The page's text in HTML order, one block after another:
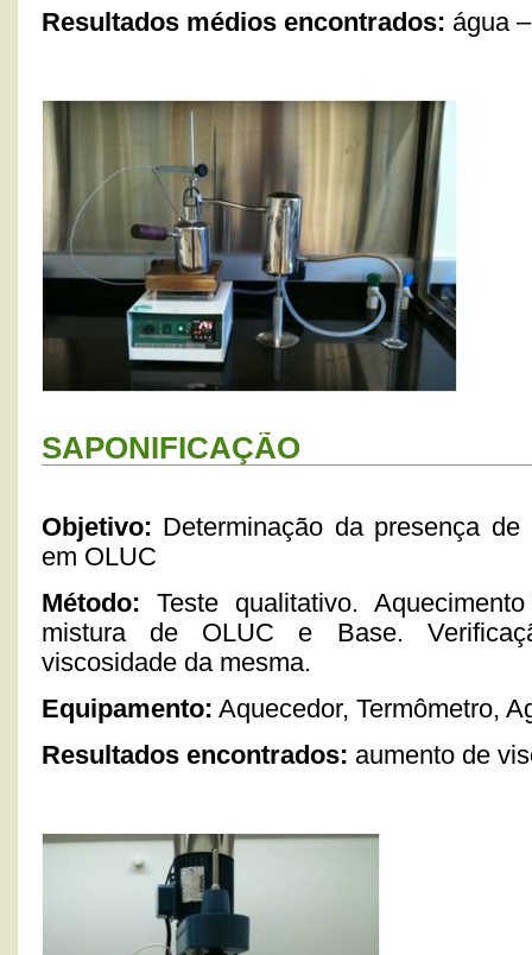
Resultados médios encontrados: água
SAPONIFICAÇÃO
Objetivo: Determinação da presença de
em OLUC
Método: Teste qualitativo.
mistura de OLUC e Base.
viscosidade da mesma.
Equipamento: Aquecedor, Termômetro,
Resultados encontrados: aumento de